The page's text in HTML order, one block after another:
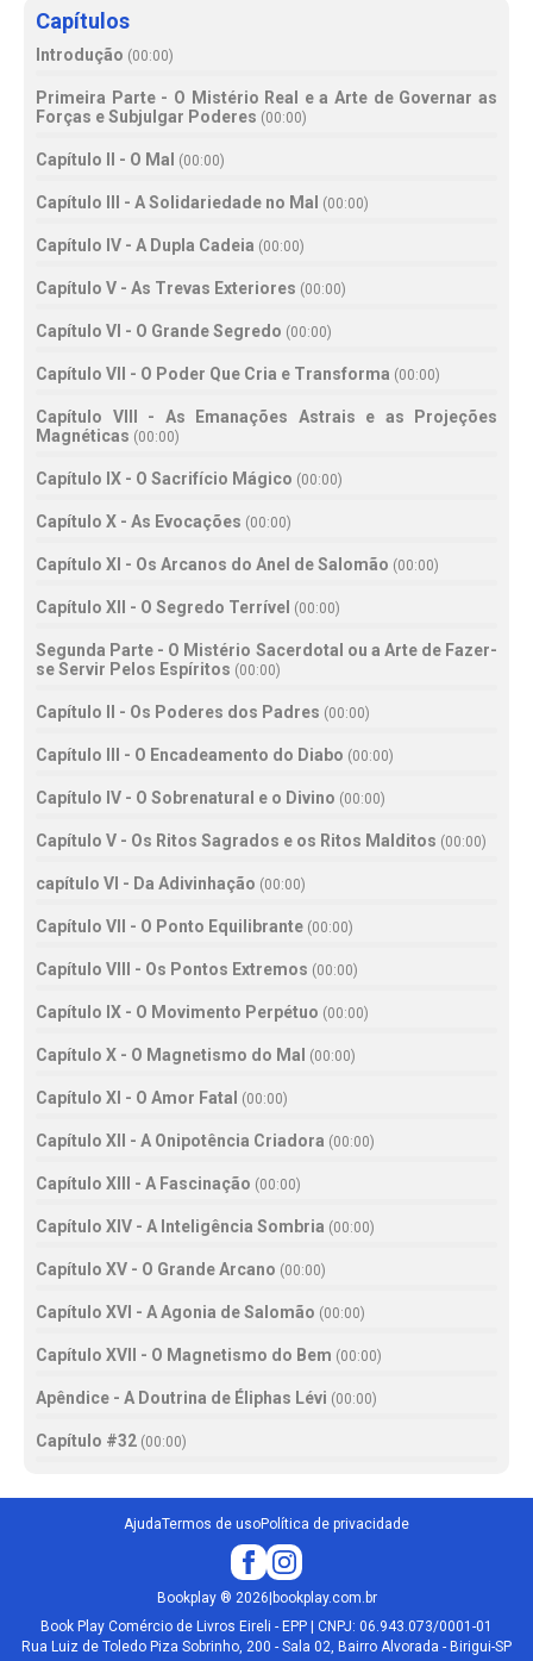
Capítulos
Introdução (00:00)
Primeira Parte - O Mistério Real e a Arte de Governar as
Forças e Subjulgar Poderes (00:00)
Capítulo II - O Mal (00:00)
Capítulo III - A Solidariedade no Mal (00:00)
Capítulo IV - A Dupla Cadeia (00:00)
Capítulo V - As Trevas Exteriores (00:00)
Capítulo VI - O Grande Segredo (00:00)
Capítulo VII - O Poder Que Cria e Transforma (00:00)
Capítulo VIII - As Emanações Astrais e as Projeções
Magnéticas (00:00)
Capítulo IX - O Sacrifício Mágico (00:00)
Capítulo X - As Evocações (00:00)
Capítulo XI - Os Arcanos do Anel de Salomão (00:00)
Capítulo XII - O Segredo Terrível (00:00)
Segunda Parte - O Mistério Sacerdotal ou a Arte de Fazer-
se Servir Pelos Espíritos (00:00)
Capítulo II - Os Poderes dos Padres (00:00)
Capítulo III - O Encadeamento do Diabo (00:00)
Capítulo IV - O Sobrenatural e o Divino (00:00)
Capítulo V - Os Ritos Sagrados e os Ritos Malditos (00:00)
capítulo VI - Da Adivinhação (00:00)
Capítulo VII - O Ponto Equilibrante (00:00)
Capítulo VIII - Os Pontos Extremos (00:00)
Capítulo IX - O Movimento Perpétuo (00:00)
Capítulo X - O Magnetismo do Mal (00:00)
Capítulo XI - O Amor Fatal (00:00)
Capítulo XII - A Onipotência Criadora (00:00)
Capítulo XIII - A Fascinação (00:00)
Capítulo XIV - A Inteligência Sombria (00:00)
Capítulo XV - O Grande Arcano (00:00)
Capítulo XVI - A Agonia de Salomão (00:00)
Capítulo XVII - O Magnetismo do Bem (00:00)
Apêndice - A Doutrina de Éliphas Lévi (00:00)
Capítulo #32 (00:00)
AjudaTermos de usoPolítica de privacidade
Bookplay® 2026 bookplay.com.br
Book Play Comércio de Livros Eireli - EPP | CNPJ: 06.943.073/0001-01
Rua Luiz de Toledo Piza Sobrinho, 200 - Sala 02, Bairro Alvorada - Birigui-SP